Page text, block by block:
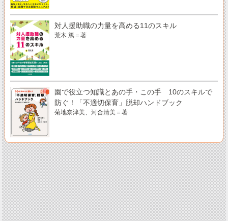
対人援助職の力量を高める11のスキル
荒木 篤＝著
園で役立つ知識とあの手・この手 10のスキルで
防ぐ！「不適切保育」脱却ハンドブック
菊地奈津美、河合清美＝著